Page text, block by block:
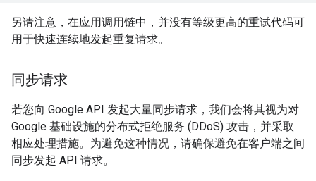
另请注意，在应用调用链中，并没有等级更高的重试代码可
用于快速连续地发起重复请求。
同步请求
若您向 Google API 发起大量同步请求，我们会将其视为对
Google 基础设施的分布式拒绝服务 (DDoS) 攻击，并采取
相应处理措施。为避免这种情况，请确保避免在客户端之间
同步发起 API 请求。